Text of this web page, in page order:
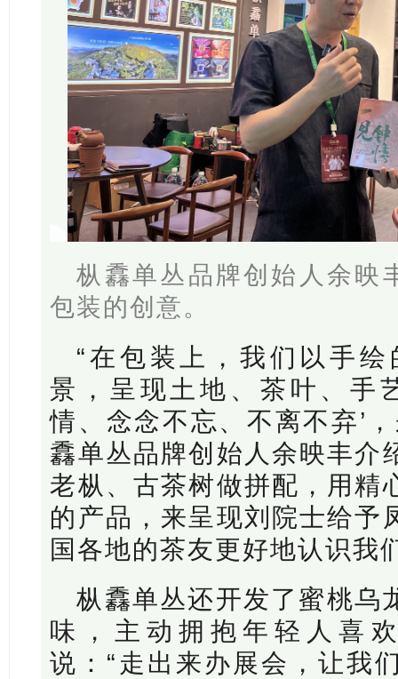
枞馫单丛品牌创始人余映
包装的创意。
“在包装上，我们以手
景，呈现土地、茶叶、手
情、念念不忘、不离不弃’
馫单丛品牌创始人余映丰介
老枞、古茶树做拼配，用精
的产品，来呈现刘院士给予
国各地的茶友更好地认识我
枞馫单丛还开发了蜜桃乌
味，主动拥抱年轻人喜
说：“走出来办展会，让我